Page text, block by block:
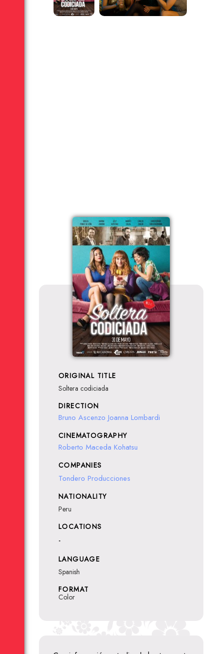
ORIGINAL TITLE
Soltera codiciada
DIRECTION
Bruno Ascenzo Joanna Lombardi
CINEMATOGRAPHY
Roberto Maceda Kohatsu
COMPANIES
Tondero Producciones
NATIONALITY
Peru
LOCATIONS
-
LANGUAGE
Spanish
FORMAT
Color